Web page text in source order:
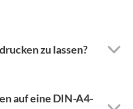
zu lassen?
auf eine DIN-A4-